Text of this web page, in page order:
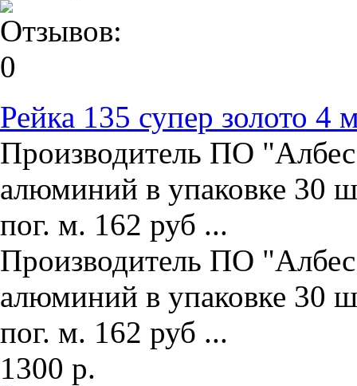
Рейка 135 супер золото 4
Производитель ПО
алюминий в упаковке 30
пог. м. 162 руб ...
Производитель ПО
алюминий в упаковке 30
пог. м. 162 руб ...
1300 р.